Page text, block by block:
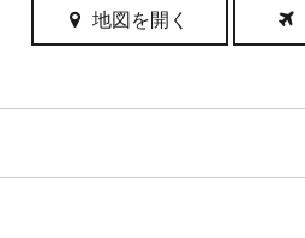
地図を開く